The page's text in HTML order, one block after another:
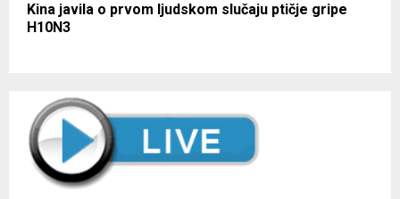
Kina javila o prvom ljudskom slučaju ptičje gripe
H10N3